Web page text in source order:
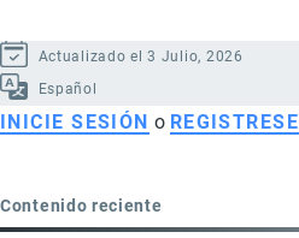
Actualizado el 3 Julio, 2026
Español
INICIE SESIÓN o REGISTRESE
Contenido reciente